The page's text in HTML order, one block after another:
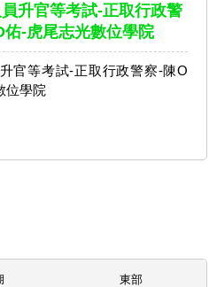
升官等考試-正取行政警
佑-虎尾志光數位學院
官等考試-正取行政警察-陳O
位學院
東部